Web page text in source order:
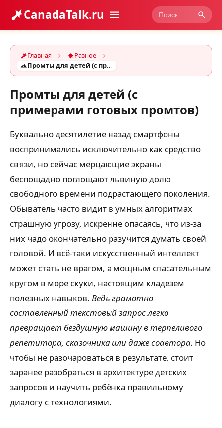
CanadaTalk.ru
Главная
Разное
Промты для детей (с примерами готовых промтов)
Промты для детей (с
примерами готовых промтов)
Буквально десятилетие назад смартфоны
воспринимались исключительно как средство
связи, но сейчас мерцающие экраны
беспощадно поглощают львиную долю
свободного времени подрастающего поколения.
Обыватель часто видит в умных алгоритмах
страшную угрозу, искренне опасаясь, что из-за
них чадо окончательно разучится думать своей
головой. И всё-таки искусственный интеллект
может стать не врагом, а мощным спасательным
кругом в море скуки, настоящим кладезем
полезных навыков. Ведь грамотно
составленный текстовый запрос легко
превращает бездушную машину в терпеливого
репетитора, сказочника или даже соавтора. Но
чтобы не разочароваться в результате, стоит
заранее разобраться в архитектуре детских
запросов и научить ребёнка правильному
диалогу с технологиями.